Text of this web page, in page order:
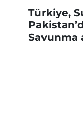
Türkiye,
Savunma